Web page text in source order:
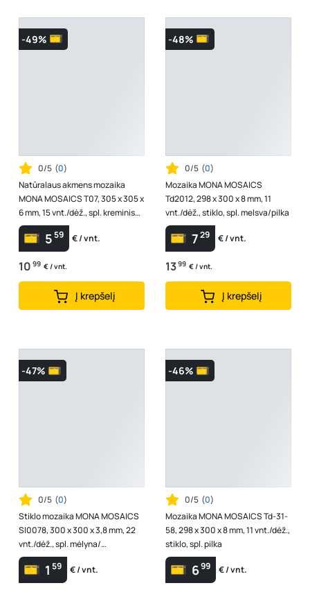
-49%
0/5 (0)
Natūralaus akmens mozaika
MONA MOSAICS T07, 305 x 305 x
6 mm, 15 vnt./dėž., spl. kreminis
"Sorento Marfil" marmuras
559 € / vnt.
10 99 € / vnt.
Į krepšelį
-48%
0/5 (0)
Mozaika MONA MOSAICS
Td2012, 298 x 300 x 8 mm, 11
vnt./dėž., stiklo, spl. melsva/pilka
729 € / vnt.
1399 € / vnt.
Į krepšelį
-47%
0/5 (0)
Stiklo mozaika MONA MOSAICS
Sl0078, 300 x 300 x 3,8 mm, 22
vnt./dėž., spl. mėlyna/
žydra/balta
1 59 € / vnt.
-46%
0/5 (0)
Mozaika MONA MOSAICS Td-31-
58, 298 x 300 x 8 mm, 11 vnt./dėž.,
stiklo, spl. pilka
699 € / vnt.